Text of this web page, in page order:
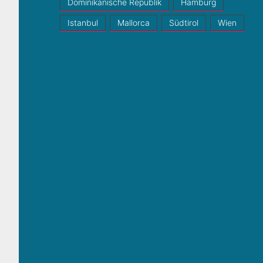
Dominikanische Republik Hamburg
Istanbul Mallorca Südtirol Wien